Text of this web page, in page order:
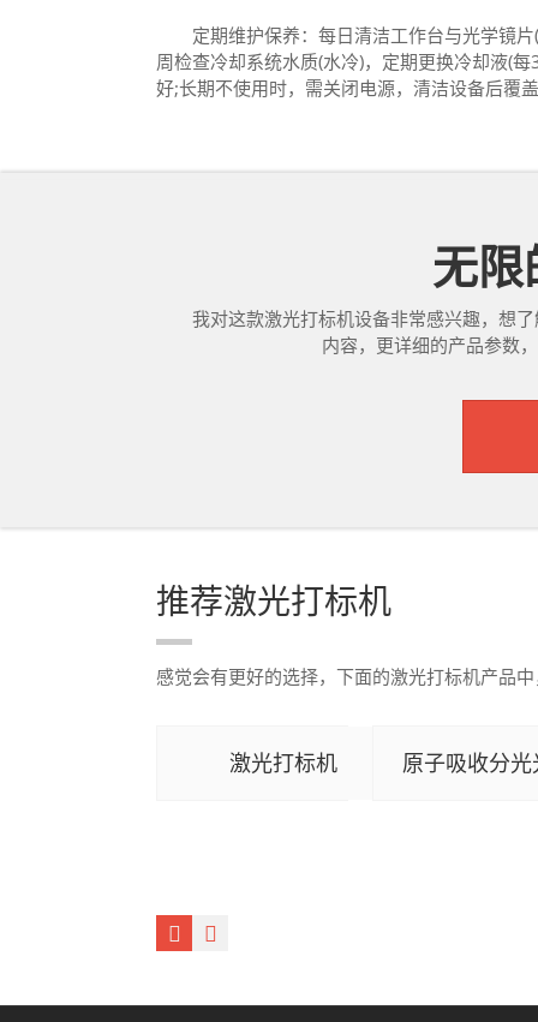
定期维护保养：每日清洁工作台与光学镜片(
周检查冷却系统水质(水冷)，定期更换冷却液(
好;长期不使用时，需关闭电源，清洁设备后覆
无
我对这款激光打标机设备非常感兴趣，想
内容，更详细的产品参数
推荐激光打标机
感觉会有更好的选择，下面的激光打标机产品
激光打标机 原子吸收分